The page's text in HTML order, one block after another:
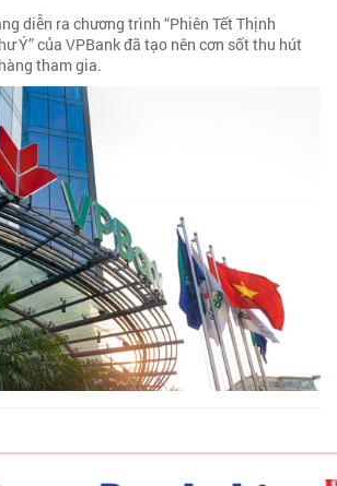
diễn ra chương trình “Phiên Tết Thịnh
Ý” của VPBank đã tạo nên cơn sốt thu hút
tham gia.